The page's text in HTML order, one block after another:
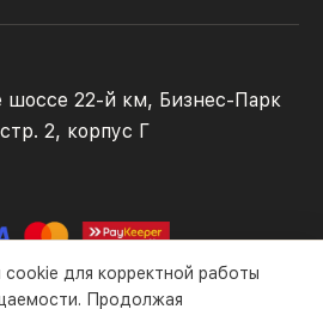
шоссе 22-й км, Бизнес-Парк
2, корпус Г
для корректной работы
Продолжая